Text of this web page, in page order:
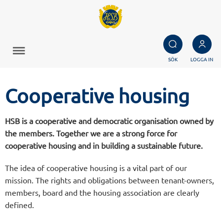
SÖK LOGGA IN
Cooperative housing
HSB is a cooperative and democratic organisation owned by
the members. Together we are a strong force for
cooperative housing and in building a sustainable future.
The idea of cooperative housing is a vital part of our
mission. The rights and obligations between tenant-owners,
members, board and the housing association are clearly
defined.